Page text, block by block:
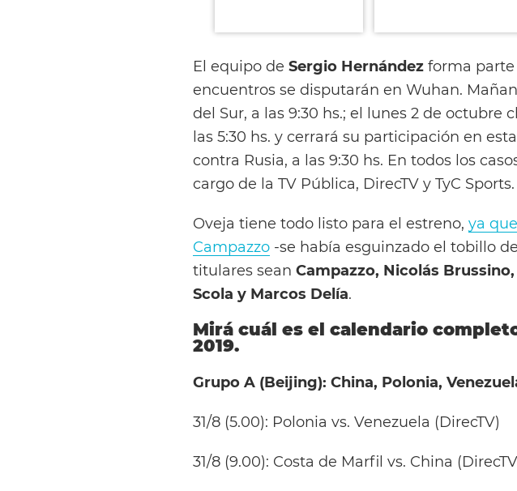
El equipo de Sergio Hernández forma
encuentros se disputarán en Wuhan.
del Sur, a las 9:30 hs.; el lunes 2 de octubre
las 5:30 hs. y cerrará su participación en
contra Rusia, a las 9:30 hs. En todos los
cargo de la TV Pública, DirecTV y TyC Sports.
Oveja tiene todo listo para el estreno, ya
Campazzo -se había esguinzado el tobillo
titulares sean Campazzo, Nicolás
Scola y Marcos Delía.
Mirá cuál es el calendario
2019.
Grupo A (Beijing): China, Polonia,
31/8 (5.00): Polonia vs. Venezuela (DirecTV)
31/8 (9.00): Costa de Marfil vs. China